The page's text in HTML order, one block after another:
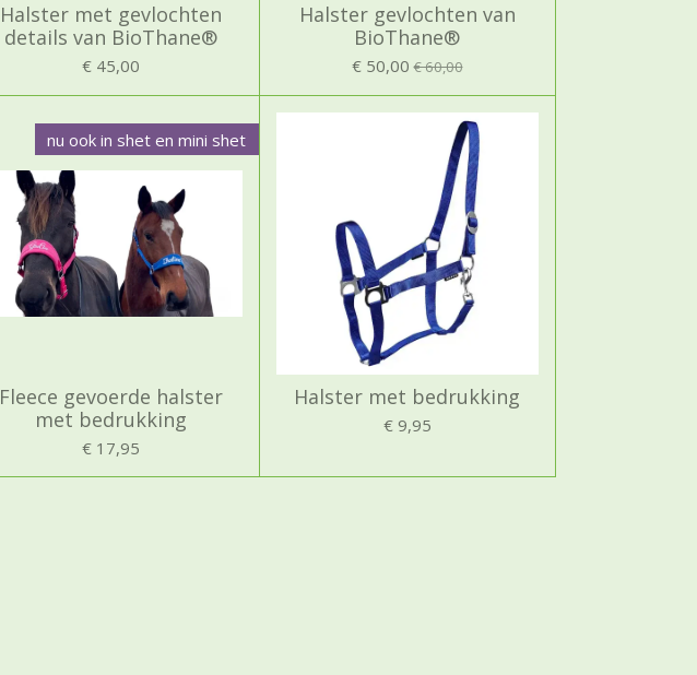
Halster met gevlochten
details van BioThane®
€ 45,00
Halster gevlochten van
BioThane®
€ 50,00 € 60,00
nu ook in shet en mini shet
Fleece gevoerde halster
met bedrukking
€ 17,95
Halster met bedrukking
€ 9,95